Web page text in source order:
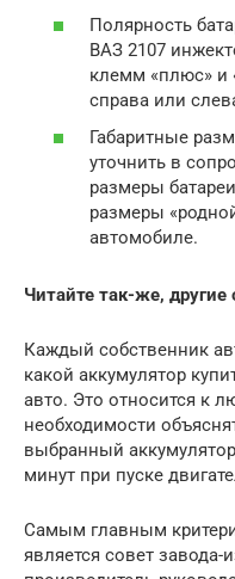
Полярность
ВАЗ 2107
клемм «плюс» и
справа или
Габаритные
уточнить в
размеры
размеры
автомобиле.
Читайте так-же, другие
Каждый собственник
какой аккумулятор
авто. Это относится к
необходимости
выбранный
минут при пуске
Самым главным
является совет завода-